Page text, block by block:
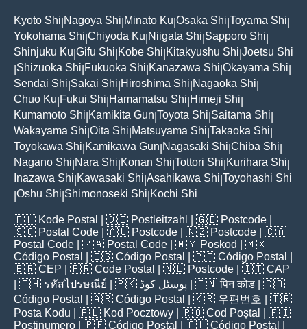
Kyoto Shi Nagoya Shi Minato Ku Osaka Shi Toyama Shi
Yokohama Shi Chiyoda Ku Niigata Shi Sapporo Shi
Shinjuku Ku Gifu Shi Kobe Shi Kitakyushu Shi Joetsu Shi
Shizuoka Shi Fukuoka Shi Kanazawa Shi Okayama Shi
Sendai Shi Sakai Shi Hiroshima Shi Nagaoka Shi
Chuo Ku Fukui Shi Hamamatsu Shi Himeji Shi
Kumamoto Shi Kamikita Gun Toyota Shi Saitama Shi
Wakayama Shi Oita Shi Matsuyama Shi Takaoka Shi
Toyokawa Shi Kamikawa Gun Nagasaki Shi Chiba Shi
Nagano Shi Nara Shi Konan Shi Tottori Shi Kurihara Shi
Inazawa Shi Kawasaki Shi Asahikawa Shi Toyohashi Shi
Oshu Shi Shimonoseki Shi Kochi Shi
🇵🇭 Kode Postal | 🇩🇪 Postleitzahl | 🇬🇧 Postcode
🇸🇬 Postal Code | 🇦🇺 Postcode | 🇳🇿 Postcode | 🇨🇦
Postal Code | 🇿🇦 Postal Code | 🇲🇾 Poskod
| 🇲🇽
Código Postal
| 🇪🇸 Código Postal | 🇵🇹 Código Postal
🇧🇷 CEP | 🇫🇷 Code Postal | 🇳🇱 Postcode | 🇮🇹 CAP
| 🇹🇭 รหัสไปรษณีย์ | 🇵🇰 پوسٹل کوڈ | 🇮🇳पिन कोड | 🇨🇴
Código Postal
| 🇦🇷 Código Postal | 🇰🇷 우편번호
| 🇹🇷
Posta Kodu | 🇵🇱 Kod Pocztowy | 🇷🇴 Cod Poștal
| 🇫🇮
Postinumero | 🇵🇪 Código Postal | 🇨🇱 Código Postal